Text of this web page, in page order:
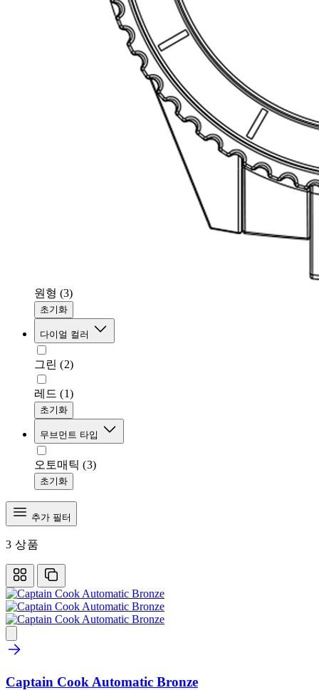
원형 (3)
초기화
다이얼 컬러
그린 (2)
레드 (1)
초기화
무브먼트 타입
오토매틱 (3)
초기화
추가 필터
3 상품
Captain Cook Automatic Bronze